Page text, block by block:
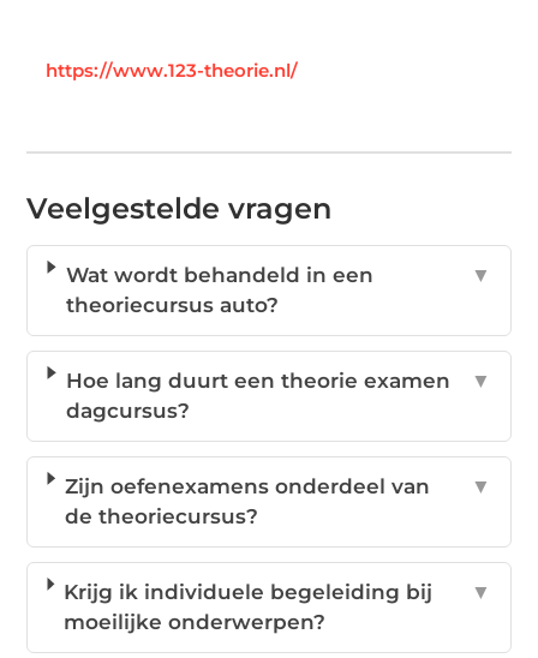
https://www.123-theorie.nl/
Veelgestelde vragen
Wat wordt behandeld in een
theoriecursus auto?
▼
Hoe lang duurt een theorie examen
dagcursus?
▼
Zijn oefenexamens onderdeel van
de theoriecursus?
▼
Krijg ik individuele begeleiding bij
moeilijke onderwerpen?
▼